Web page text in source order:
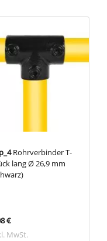
Rohrverbinder T-
lang Ø 26,9 mm
€
MwSt.